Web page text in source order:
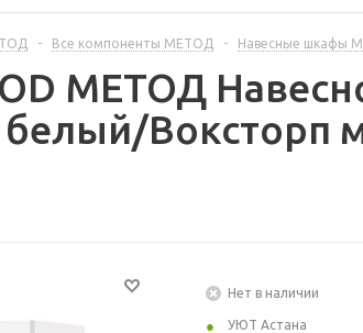
- Все компоненты МЕТОД - Навесные шкафы
МЕТОД
Воксторп
Нет в наличии
УЮТ Астана